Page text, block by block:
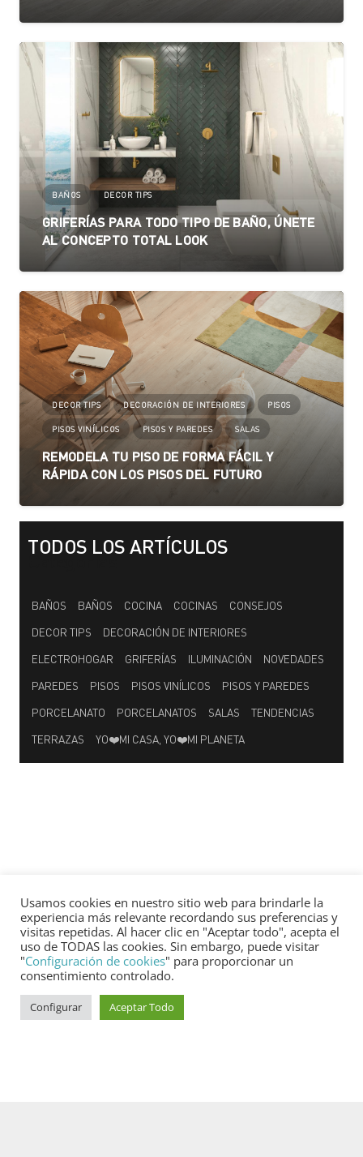
BAÑOS DECOR TIPS
GRIFERÍAS PARA TODO TIPO DE BAÑO, ÚNETE
AL CONCEPTO TOTAL LOOK
DECOR TIPS DECORACIÓN DE INTERIORES PISOS
PISOS VINÍLICOS PISOS Y PAREDES SALAS
REMODELA TU PISO DE FORMA FÁCIL Y
RÁPIDA CON LOS PISOS DEL FUTURO
TODOS LOS ARTÍCULOS
Categorías
BAÑOS BAÑOS COCINA COCINAS CONSEJOS
DECOR TIPS DECORACIÓN DE INTERIORES
ELECTROHOGAR GRIFERÍAS ILUMINACIÓN NOVEDADES
PAREDES PISOS PISOS VINÍLICOS PISOS Y PAREDES
PORCELANATO PORCELANATOS SALAS TENDENCIAS
TERRAZAS YO❤️MI CASA, YO❤️MI PLANETA
Usamos cookies en nuestro sitio web para brindarle la
experiencia más relevante recordando sus preferencias y
visitas repetidas. Al hacer clic en "Aceptar todo", acepta el
uso de TODAS las cookies. Sin embargo, puede visitar
"Configuración de cookies" para proporcionar un
consentimiento controlado.
Configurar Aceptar Todo